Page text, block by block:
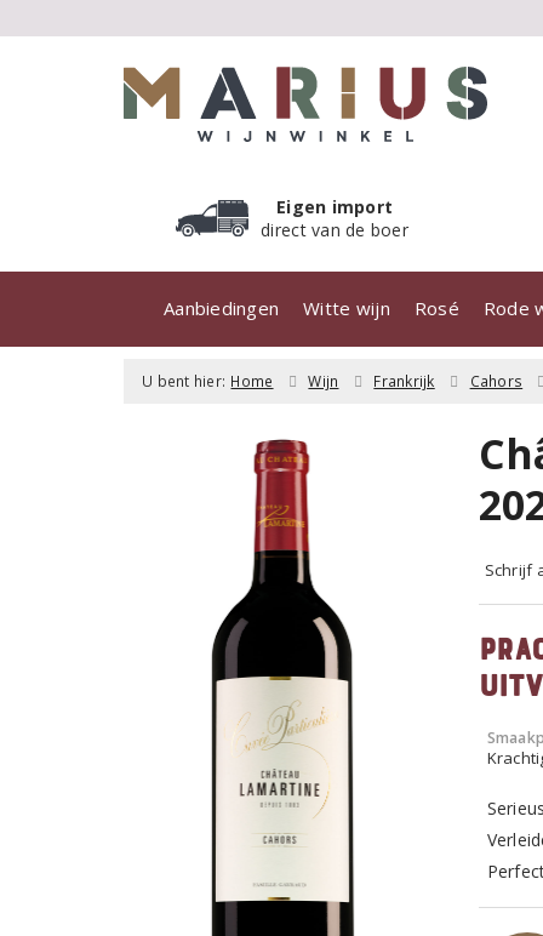
Eigen import
direct van de boer
Aanbiedingen Witte wijn Rosé Rode
U bent hier: Home Wijn Frankrijk Cahors
Schrijf